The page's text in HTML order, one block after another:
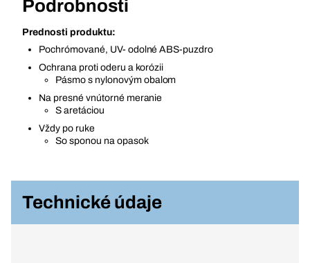
Podrobnosti
Prednosti produktu:
Pochrómované, UV- odolné ABS-puzdro
Ochrana proti oderu a korózii
Pásmo s nylonovým obalom
Na presné vnútorné meranie
S aretáciou
Vždy po ruke
So sponou na opasok
Technické údaje